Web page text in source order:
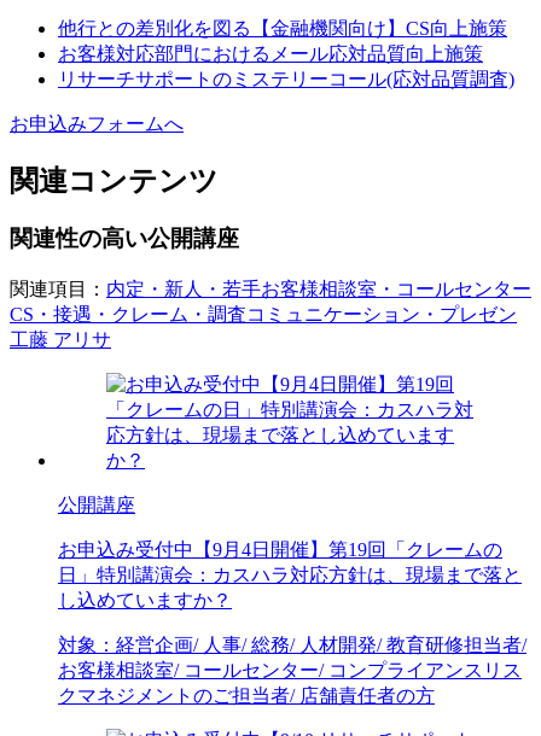
他行との差別化を図る【金融機関向け】CS向上施策
お客様対応部門におけるメール応対品質向上施策
リサーチサポートのミステリーコール(応対品質調査)
お申込みフォームへ
関連コンテンツ
関連性の高い公開講座
関連項目： 内定・新人・若手お客様相談室・コールセンター
CS・接遇・クレーム・調査コミュニケーション・プレゼン
工藤 アリサ
公開講座
お申込み受付中
【9月4日開催】第19回「クレームの
日」特別講演会：カスハラ対応方針は、現場まで落と
し込めていますか？
対象： 経営企画/ 人事/ 総務/ 人材開発/ 教育研修担当者/
お客様相談室/ コールセンター/ コンプライアンス リス
クマネジメントのご担当者/ 店舗責任者の方